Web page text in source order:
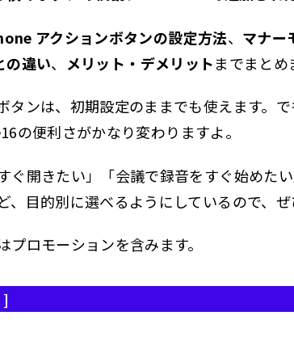
アクションボタンの設定方法、 マナー
違い、 メリット・デメリットまでまとめ
タンは、初期設定のままでも使えます。
の便利さがかなり変わりますよ。
ぐ開きたい」「会議で録音をすぐ始めた
、目的別に選べるようにしているので、
ロモーションを含みます。
2.4.2 ショートカットで作れる組み合わせ例
2.5 iPhone16 アクションボタンのマナーモード設定とは
2.5.1 マナーモードに設定する手順
2.6 iPhone15とiPhone16のアクションボタンの違いは？
2.7 iPhone16のアクションボタンを使うときに失敗し
2.7.1 失敗1：便利そうな機能を選んだだけで終わる
2.7.2 失敗2：カメラコントロールと役割がかぶる